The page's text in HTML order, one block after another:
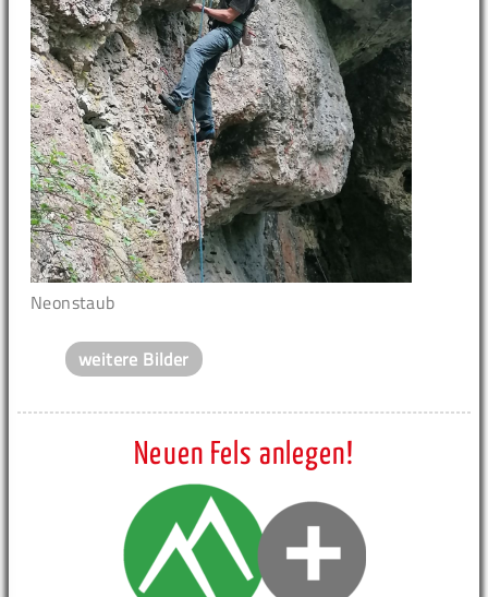
Neonstaub
weitere Bilder
Neuen Fels anlegen!